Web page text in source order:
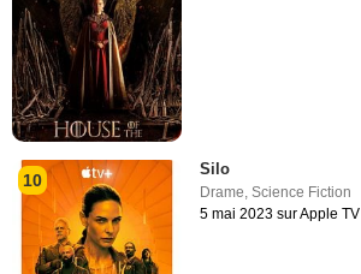
10
Silo
Drame,Science Fiction
5 mai 2023 sur Apple TV